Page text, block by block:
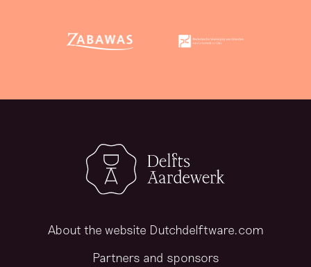
About the website Dutchdelftware.com
Partners and sponsors